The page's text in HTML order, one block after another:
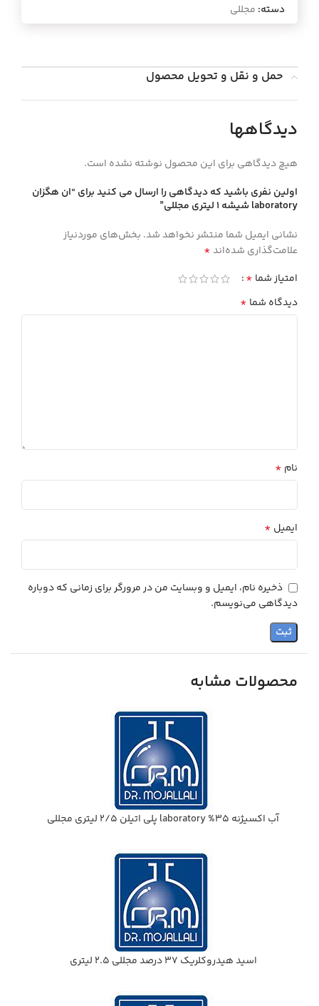
دسته: مجللی
حمل و نقل و تحویل محصول
دیدگاهها
هیچ دیدگاهی برای این محصول نوشته نشده است.
اولین نفری باشید که دیدگاهی را ارسال می کنید برای “ان هگزان
laboratory شيشه 1 ليتري مجللي”
نشانی ایمیل شما منتشر نخواهد شد. بخش‌های موردنیاز
علامت‌گذاری شده‌اند*
امتیاز شما *
دیدگاه شما *
نام *
ایمیل *
ذخیره نام، ایمیل و وبسایت من در مرورگر برای زمانی که دوباره
دیدگاهی می‌نویسم.
محصولات مشابه
آب اكسيژنه 35% laboratory پلي اتيلن 2/5 ليتري مجللي
اسيد هيدروكلريك 37 درصد مجللي 2.5 ليتري